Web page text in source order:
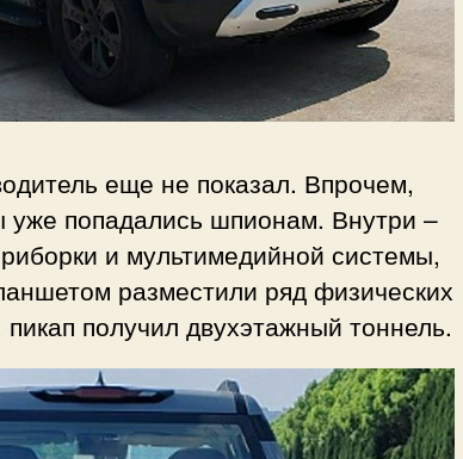
еще не показал. Впрочем,
уже попадались шпионам. Внутри –
и мультимедийной системы,
разместили ряд физических
получил двухэтажный тоннель.